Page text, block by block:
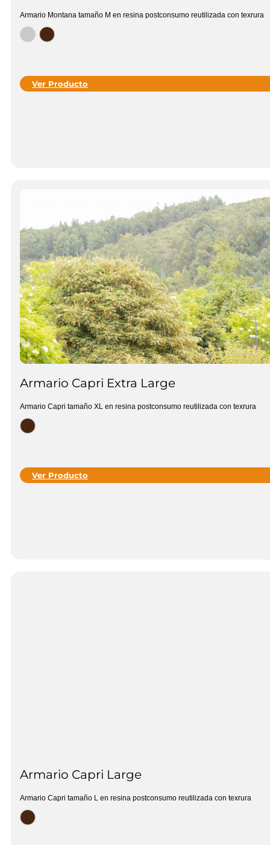
Armario Montana tamaño M en resina postconsumo reutilizada con texrura
Ver Producto
Armario Capri Extra Large
Armario Capri tamaño XL en resina postconsumo reutilizada con texrura
Ver Producto
Armario Capri Large
Armario Capri tamaño L en resina postconsumo reutilizada con texrura